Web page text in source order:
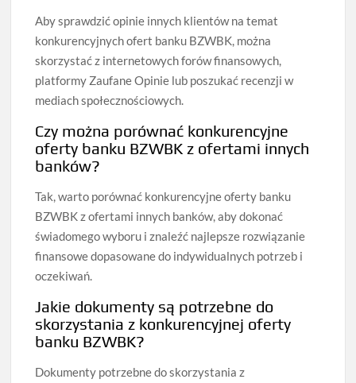
Aby sprawdzić opinie innych klientów na temat
konkurencyjnych ofert banku BZWBK, można
skorzystać z internetowych forów finansowych,
platformy Zaufane Opinie lub poszukać recenzji w
mediach społecznościowych.
Czy można porównać konkurencyjne
oferty banku BZWBK z ofertami innych
banków?
Tak, warto porównać konkurencyjne oferty banku
BZWBK z ofertami innych banków, aby dokonać
świadomego wyboru i znaleźć najlepsze rozwiązanie
finansowe dopasowane do indywidualnych potrzeb i
oczekiwań.
Jakie dokumenty są potrzebne do
skorzystania z konkurencyjnej oferty
banku BZWBK?
Dokumenty potrzebne do skorzystania z